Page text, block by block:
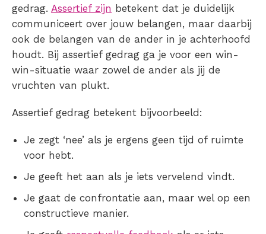
gedrag. Assertief zijn betekent dat je duidelijk
communiceert over jouw belangen, maar daarbij
ook de belangen van de ander in je achterhoofd
houdt. Bij assertief gedrag ga je voor een win-
win-situatie waar zowel de ander als jij de
vruchten van plukt.
Assertief gedrag betekent bijvoorbeeld:
Je zegt ‘nee’ als je ergens geen tijd of ruimte
voor hebt.
Je geeft het aan als je iets vervelend vindt.
Je gaat de confrontatie aan, maar wel op een
constructieve manier.